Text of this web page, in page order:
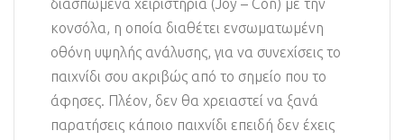
διασπώμενα χειριστήρια (Joy – Con) με την
κονσόλα, η οποία διαθέτει ενσωματωμένη
οθόνη υψηλής ανάλυσης, για να συνεχίσεις το
παιχνίδι σου ακριβώς από το σημείο που το
άφησες. Πλέον, δεν θα χρειαστεί να ξανά
παρατήσεις κάποιο παιχνίδι επειδή δεν έχεις